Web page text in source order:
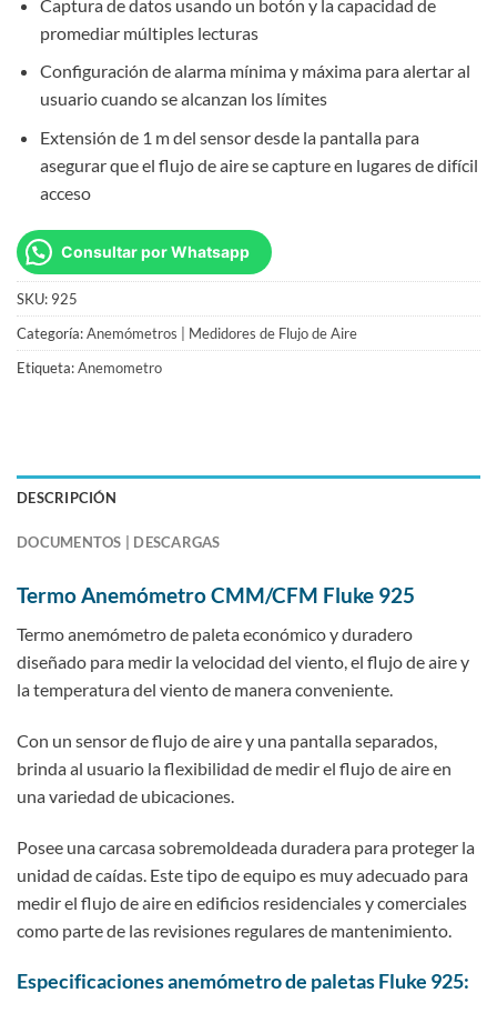
Captura de datos usando un botón y la capacidad de
promediar múltiples lecturas
Configuración de alarma mínima y máxima para alertar al
usuario cuando se alcanzan los límites
Extensión de 1 m del sensor desde la pantalla para
asegurar que el flujo de aire se capture en lugares de difícil
acceso
Consultar por Whatsapp
SKU: 925
Categoría:Anemómetros | Medidores de Flujo de Aire
Etiqueta:Anemometro
DESCRIPCIÓN
DOCUMENTOS | DESCARGAS
Termo Anemómetro CMM/CFM Fluke 925
Termo anemómetro de paleta económico y duradero
diseñado para medir la velocidad del viento, el flujo de aire y
la temperatura del viento de manera conveniente.
Con un sensor de flujo de aire y una pantalla separados,
brinda al usuario la flexibilidad de medir el flujo de aire en
una variedad de ubicaciones.
Posee una carcasa sobremoldeada duradera para proteger la
unidad de caídas. Este tipo de equipo es muy adecuado para
medir el flujo de aire en edificios residenciales y comerciales
como parte de las revisiones regulares de mantenimiento.
Especificaciones anemómetro de paletas Fluke 925: